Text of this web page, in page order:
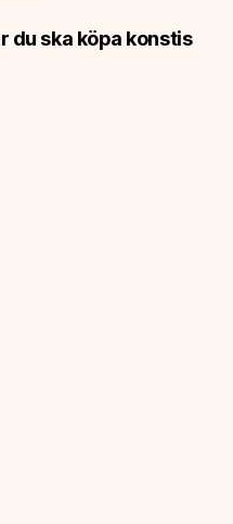
du ska köpa konstis